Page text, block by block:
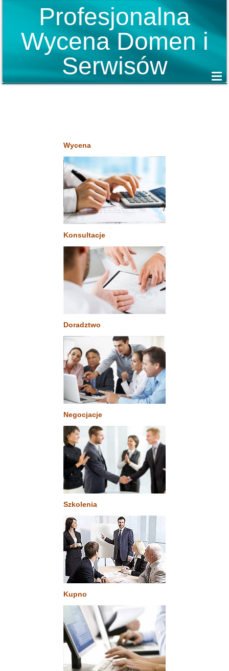
Profesjonalna
Wycena Domen i
Serwisów
Wycena
Konsultacje
Doradztwo
Negocjacje
Szkolenia
Kupno